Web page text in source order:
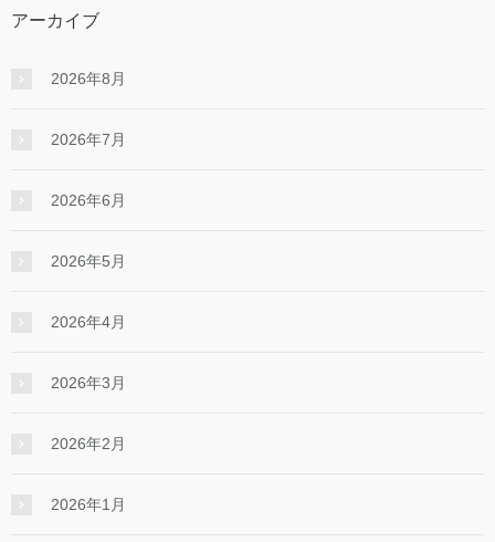
アーカイブ
2026年8月
2026年7月
2026年6月
2026年5月
2026年4月
2026年3月
2026年2月
2026年1月